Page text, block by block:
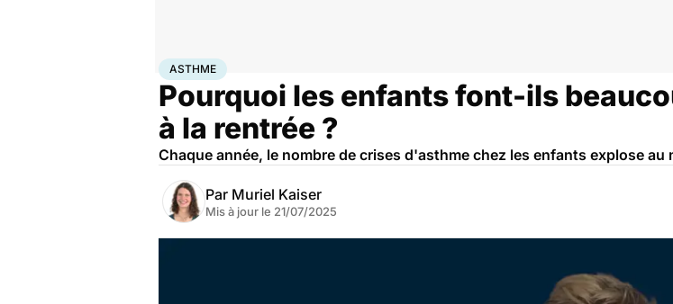
AccueilSantéMaladies
ASTHME
Pourquoi les enfants font-ils
à la rentrée ?
Chaque année, le nombre de crises d'asthme chez les enfants explose
Par Muriel Kaiser
Mis à jour le 21/07/2025